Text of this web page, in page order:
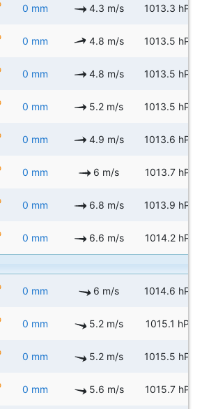
0 mm 4.3 m/s 1013.3 hPa
0 mm 4.8 m/s 1013.5 hPa
0 mm 4.8 m/s 1013.5 hPa
0 mm 5.2 m/s 1013.5 hPa
0 mm 4.9 m/s 1013.6 hPa
0 mm 6 m/s 1013.7 hPa
0 mm 6.8 m/s 1013.9 hPa
0 mm 6.6 m/s 1014.2 hPa
0 mm 6 m/s 1014.6 hPa
0 mm 5.2 m/s 1015.1 hPa
0 mm 5.2 m/s 1015.5 hPa
0 mm 5.6 m/s 1015.7 hPa